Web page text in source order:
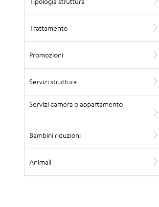
Trattamento
Promozioni
Servizi struttura
Servizi camera o appartamento
Bambini riduzioni
Animali